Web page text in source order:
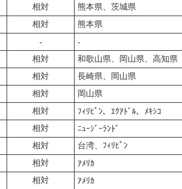
相対 熊本県、茨城県
相対 熊本県
‐ ‐
相対 和歌山県、岡山県、高知県
相対 長崎県、岡山県
相対 岡山県
相対 ﾌｨﾘﾋﾟﾝ、ｴｸｱﾄﾞﾙ、ﾒｷｼｺ
相対 ﾆｭｰｼﾞｰﾗﾝﾄﾞ
相対 台湾、ﾌｨﾘﾋﾟﾝ
相対 ｱﾒﾘｶ
相対 ｱﾒﾘｶ